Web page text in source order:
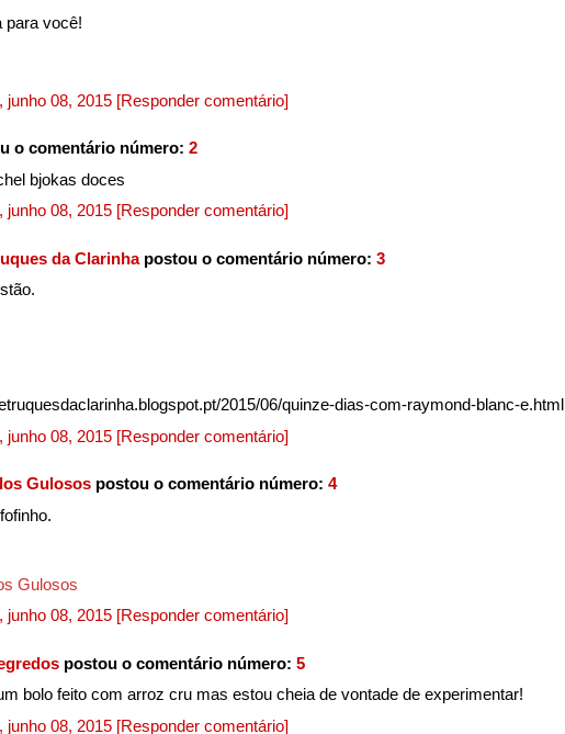
para você!
junho 08, 2015 [Responder comentário]
o comentário número: 2
bjokas doces
junho 08, 2015 [Responder comentário]
da Clarinhapostou o comentário número: 3
2015/06/quinze-dias-com-raymond-blanc-e.html
junho 08, 2015 [Responder comentário]
Gulosos postou o comentário número: 4
Gulosos
junho 08, 2015 [Responder comentário]
postou o comentário número: 5
bolo feito com arroz cru mas estou cheia de vontade de experimentar!
junho 08, 2015 [Responder comentário]